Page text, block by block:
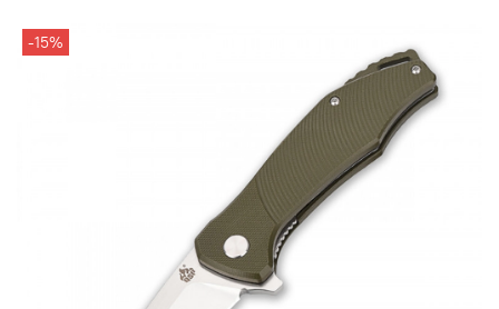
-15%